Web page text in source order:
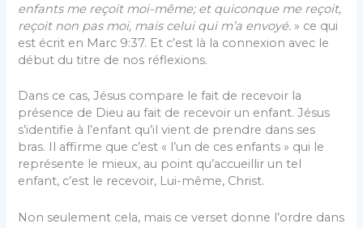
enfants me reçoit moi-même; et quiconque me reçoit,
reçoit non pas moi, mais celui qui m’a envoyé. » ce qui
est écrit en Marc 9:37. Et c’est là la connexion avec le
début du titre de nos réflexions.
Dans ce cas, Jésus compare le fait de recevoir la
présence de Dieu au fait de recevoir un enfant. Jésus
s’identifie à l’enfant qu’il vient de prendre dans ses
bras. Il affirme que c’est « l’un de ces enfants » qui le
représente le mieux, au point qu’accueillir un tel
enfant, c’est le recevoir, Lui-même, Christ.
Non seulement cela, mais ce verset donne l’ordre dans